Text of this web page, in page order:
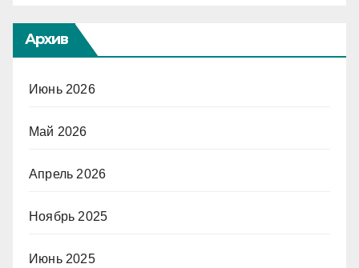
Архив
Июнь 2026
Май 2026
Апрель 2026
Ноябрь 2025
Июнь 2025